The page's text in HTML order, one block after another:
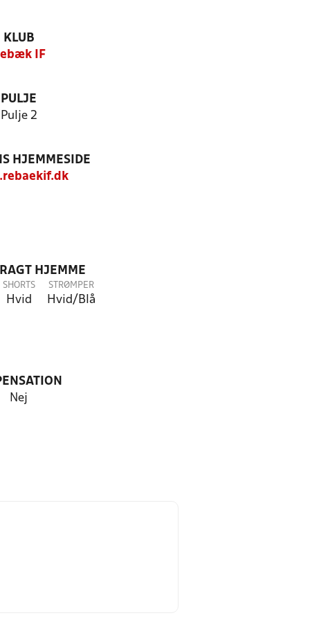
KLUB
IF
PULJE
Pulje 2
HJEMMESIDE
HJEMME
SHORTS
Hvid
STRØMPER
Hvid/Blå
Nej